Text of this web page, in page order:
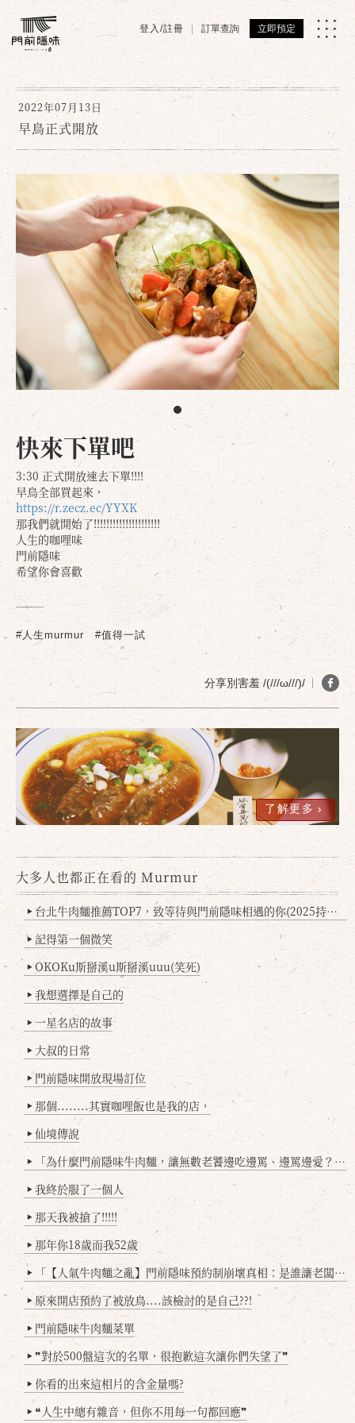
登入/註冊 訂單查詢 立即預定
2022年07月13日
早鳥正式開放
快來下單吧
3:30 正式開放速去下單!!!!
早鳥全部買起來，
https://r.zecz.ec/YYXK
那我們就開始了!!!!!!!!!!!!!!!!!!!!!
人生的咖哩味
門前隱味
希望你會喜歡
#人生murmur #值得一試
分享別害羞 /(///ω///)/
了解更多
大多人也都正在看的 Murmur
▶ 台北牛肉麵推薦TOP7，致等待與門前隱味相遇的你(2025持續更新
▶ 記得第一個微笑
▶ OKOKu斯掰溪u斯掰溪uuu(笑死)
▶ 我想選擇是自己的
▶ 一星名店的故事
▶ 大叔的日常
▶ 門前隱味開放現場訂位
▶ 那個........其實咖哩飯也是我的店，
▶ 仙境傳說
▶ 「為什麼門前隱味牛肉麵，讓無數老饕邊吃邊罵、邊罵邊愛？小辣雞揭密！」
▶ 我終於服了一個人
▶ 那天我被搶了!!!!!
▶ 那年你18歲而我52歲
▶ 「【人氣牛肉麵之亂】門前隱味預約制崩壞真相：是誰讓老闆心灰意冷？」
▶ 原來開店預約了被放鳥....該檢討的是自己??!
▶ 門前隱味牛肉麵菜單
▶ ❞對於500盤這次的名單，很抱歉這次讓你們失望了❞
▶ 你看的出來這相片的含金量嗎?
▶ ❝人生中總有雜音，但你不用每一句都回應❞
確定 取消